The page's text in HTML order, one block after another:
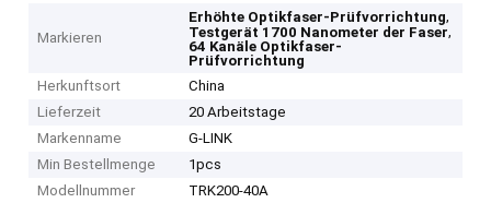
Markieren
Erhöhte Optikfaser-Prüfvorrichtung,
Testgerät 1700 Nanometer der Faser,
64 Kanäle Optikfaser-
Prüfvorrichtung
Herkunftsort
China
Lieferzeit
20 Arbeitstage
Markenname
G-LINK
Min Bestellmenge
1pcs
Modellnummer
TRK200-40A